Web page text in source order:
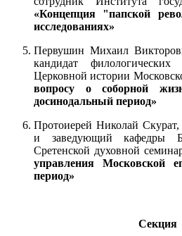
«Концепция "папской
исследованиях»
Первушин Михаил
кандидат
Церковной истории
вопросу о соборной
досинодальный период»
Протоиерей Николай Скурат,
и заведующий кафедры
Сретенской духовной
управления Московской
период»
Секция